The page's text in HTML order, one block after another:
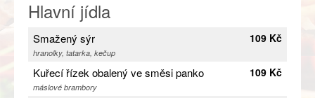
Hlavní jídla
Smažený sýr
hranolky, tatarka, kečup
109 Kč
Kuřecí řízek obalený ve směsi panko
máslové brambory
109 Kč